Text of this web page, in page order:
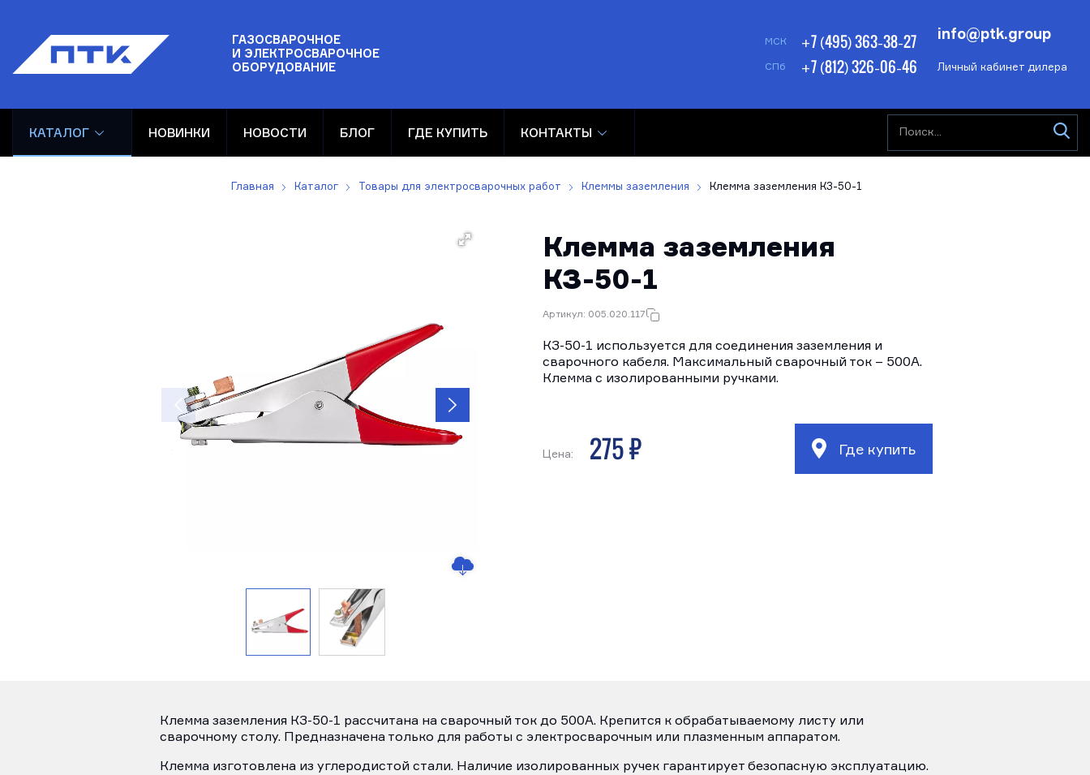
ГАЗОСВАРОЧНОЕ
И ЭЛЕКТРОСВАРОЧНОЕ
ОБОРУДОВАНИЕ
МСК +7 (495) 363-38-27
СПб +7 (812) 326-06-46 Личный кабинет дилера
info@ptk.group
КАТАЛОГ НОВИНКИ НОВОСТИ БЛОГ ГДЕ КУПИТЬ КОНТАКТЫ
Главная Каталог Товары для электросварочных работ Клеммы заземления Клемма заземления КЗ-50-1
Клемма заземления
КЗ-50-1
Артикул: 005.020.117
КЗ-50-1 используется для соединения заземления и
сварочного кабеля. Максимальный сварочный ток – 500А.
Клемма с изолированными ручками.
Цена: 275 р Где купить
Клемма заземления КЗ-50-1 рассчитана на сварочный ток до 500А. Крепится к обрабатываемому листу или
сварочному столу. Предназначена только для работы с электросварочным или плазменным аппаратом.
Клемма изготовлена из углеродистой стали. Наличие изолированных ручек гарантирует безопасную эксплуатацию.